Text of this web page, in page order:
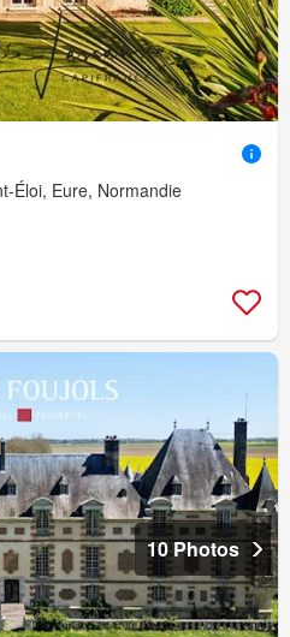
Éloi, Eure, Normandie
10 Photos